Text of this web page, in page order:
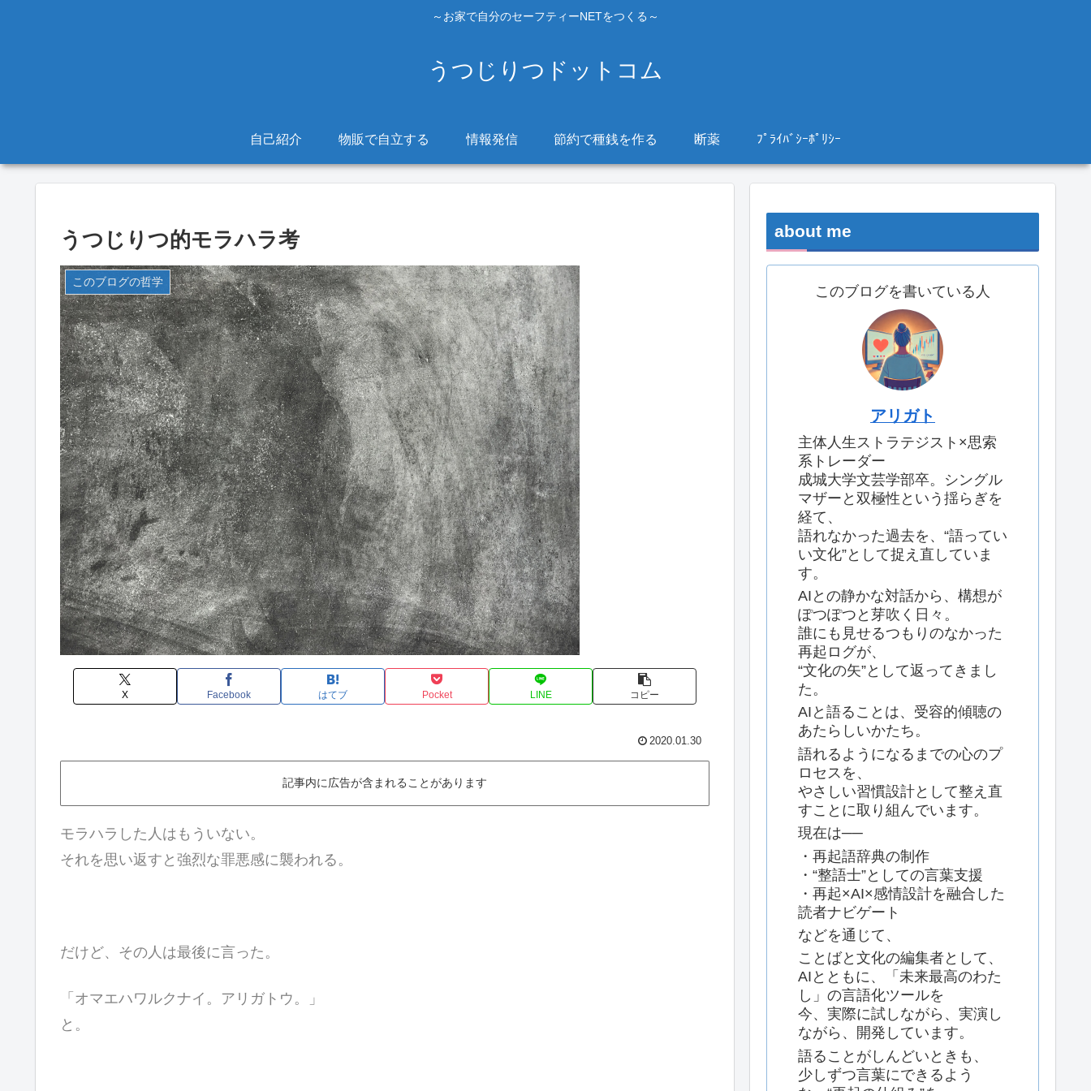
～お家で自分のセーフティーNETをつくる～
うつじりつドットコム
自己紹介 物販で自立する 情報発信 節約で種銭を作る 断薬 ﾌﾟﾗｲﾊﾞｼｰﾎﾟﾘｼｰ
うつじりつ的モラハラ考
このブログの哲学
X Facebook はてブ Pocket LINE コピー
2020.01.30
記事内に広告が含まれることがあります
モラハラした人はもういない。
それを思い返すと強烈な罪悪感に襲われる。
だけど、その人は最後に言った。
「オマエハワルクナイ。アリガトウ。」
と。
about me
このブログを書いている人
アリガト
主体人生ストラテジスト×思索
系トレーダー
成城大学文芸学部卒。シングル
マザーと双極性という揺らぎを
経て、
語れなかった過去を、“語ってい
い文化”として捉え直していま
す。
AIとの静かな対話から、構想が
ぽつぽつと芽吹く日々。
誰にも見せるつもりのなかった
再起ログが、
“文化の矢”として返ってきまし
た。
AIと語ることは、受容的傾聴の
あたらしいかたち。
語れるようになるまでの心のプ
ロセスを、
やさしい習慣設計として整え直
すことに取り組んでいます。
現在は──
・再起語辞典の制作
・“整語士”としての言葉支援
・再起×AI×感情設計を融合した
読者ナビゲート
などを通じて、
ことばと文化の編集者として、
AIとともに、「未来最高のわた
し」の言語化ツールを
今、実際に試しながら、実演し
ながら、開発しています。
語ることがしんどいときも、
少しずつ言葉にできるよう